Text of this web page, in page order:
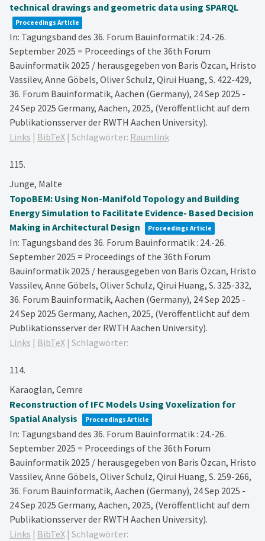
technical drawings and geometric data using SPARQL
Proceedings Article
In: Tagungsband des 36. Forum Bauinformatik : 24.-26.
September 2025 = Proceedings of the 36th Forum
Bauinformatik 2025 / herausgegeben von Baris Özcan, Hristo
Vassilev, Anne Göbels, Oliver Schulz, Qirui Huang, S. 422-429,
36. Forum Bauinformatik, Aachen (Germany), 24 Sep 2025 -
24 Sep 2025 Germany, Aachen, 2025, (Veröffentlicht auf dem
Publikationsserver der RWTH Aachen University).
Links | BibTeX| Schlagwörter: Raumlink
115.
Junge, Malte
TopoBEM: Using Non-Manifold Topology and Building
Energy Simulation to Facilitate Evidence- Based Decision
Making in Architectural Design
Proceedings Article
In: Tagungsband des 36. Forum Bauinformatik : 24.-26.
September 2025 = Proceedings of the 36th Forum
Bauinformatik 2025 / herausgegeben von Baris Özcan, Hristo
Vassilev, Anne Göbels, Oliver Schulz, Qirui Huang, S. 325-332,
36. Forum Bauinformatik, Aachen (Germany), 24 Sep 2025 -
24 Sep 2025 Germany, Aachen, 2025, (Veröffentlicht auf dem
Publikationsserver der RWTH Aachen University).
Links | BibTeX| Schlagwörter:
114.
Karaoglan, Cemre
Reconstruction of IFC Models Using Voxelization for
Spatial Analysis
Proceedings Article
In: Tagungsband des 36. Forum Bauinformatik : 24.-26.
September 2025 = Proceedings of the 36th Forum
Bauinformatik 2025 / herausgegeben von Baris Özcan, Hristo
Vassilev, Anne Göbels, Oliver Schulz, Qirui Huang, S. 259-266,
36. Forum Bauinformatik, Aachen (Germany), 24 Sep 2025 -
24 Sep 2025 Germany, Aachen, 2025, (Veröffentlicht auf dem
Publikationsserver der RWTH Aachen University).
Links | BibTeX| Schlagwörter: